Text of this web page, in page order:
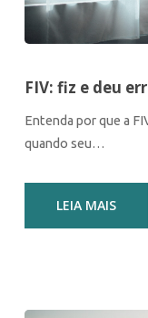
FIV: fiz e deu
Entenda por que a
quando seu…
LEIA MAIS